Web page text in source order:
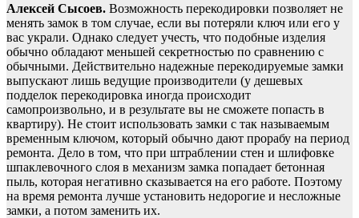
Алексей Сысоев. Возможность перекодировки позволяет не
менять замок в том случае, если вы потеряли ключ или его у
вас украли. Однако следует учесть, что подобные изделия
обычно обладают меньшей секретностью по сравнению с
обычными. Действительно надежные перекодируемые замки
выпускают лишь ведущие производители (у дешевых
подделок перекодировка иногда происходит
самопроизвольно, и в результате вы не сможете попасть в
квартиру). Не стоит использовать замки с так называемым
временным ключом, который обычно дают прорабу на период
ремонта. Дело в том, что при штраблении стен и шлифовке
шпаклевочного слоя в механизм замка попадает бетонная
пыль, которая негативно сказывается на его работе. Поэтому
на время ремонта лучше установить недорогие и несложные
замки, а потом заменить их.